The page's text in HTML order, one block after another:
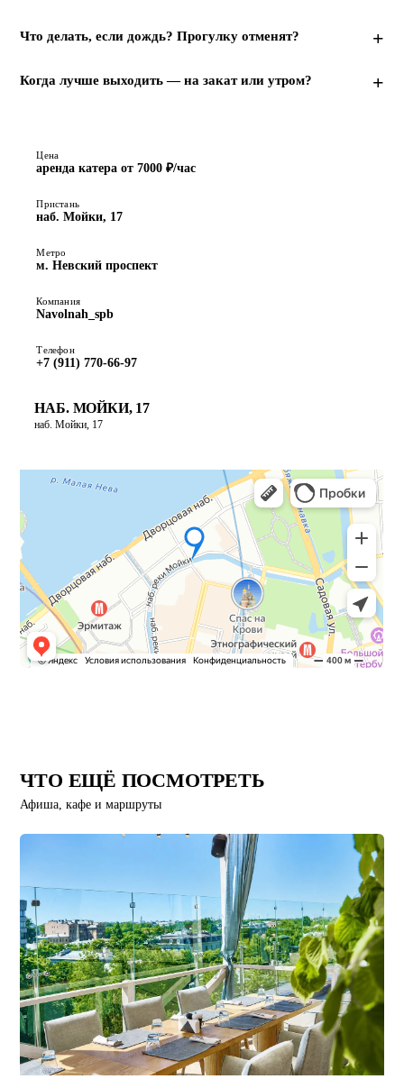
Что делать, если дождь? Прогулку отменят?
Когда лучше выходить — на закат или утром?
Цена
аренда катера от 7000 ₽/час
Пристань
наб. Мойки, 17
Метро
м. Невский проспект
Компания
Navolnah_spb
Телефон
+7 (911) 770-66-97
НАБ. МОЙКИ, 17
наб. Мойки, 17
ЧТО ЕЩЁ ПОСМОТРЕТЬ
Афиша, кафе и маршруты